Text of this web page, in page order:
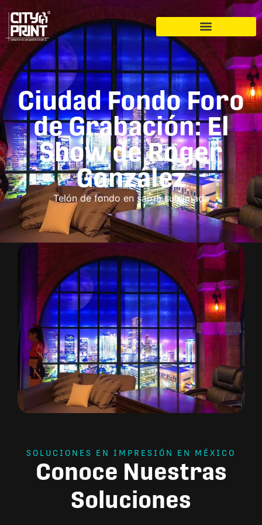
Ciudad Fondo Foro
de Grabación: El
Show de Roger
González
Telón de fondo en sarga sublimada
SOLUCIONES EN IMPRESIÓN EN MÉXICO
Conoce Nuestras
Soluciones